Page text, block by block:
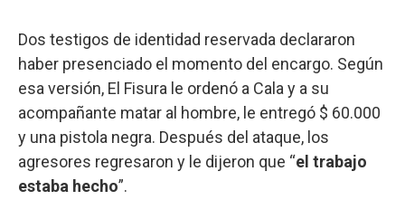
Dos testigos de identidad reservada declararon
haber presenciado el momento del encargo. Según
esa versión, El Fisura le ordenó a Cala y a su
acompañante matar al hombre, le entregó $ 60.000
y una pistola negra. Después del ataque, los
agresores regresaron y le dijeron que “el trabajo
estaba hecho”.